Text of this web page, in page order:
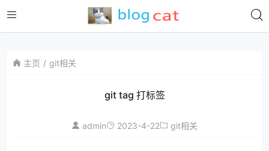
主页 git相关
git tag 打标签
admin 2023-4-22 git相关